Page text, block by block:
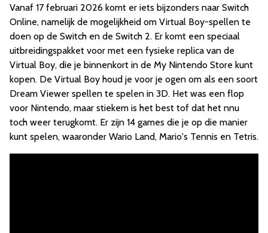
Vanaf 17 februari 2026 komt er iets bijzonders naar Switch
Online, namelijk de mogelijkheid om Virtual Boy-spellen te
doen op de Switch en de Switch 2. Er komt een speciaal
uitbreidingspakket voor met een fysieke replica van de
Virtual Boy, die je binnenkort in de My Nintendo Store kunt
kopen. De Virtual Boy houd je voor je ogen om als een soort
Dream Viewer spellen te spelen in 3D. Het was een flop
voor Nintendo, maar stiekem is het best tof dat het nnu
toch weer terugkomt. Er zijn 14 games die je op die manier
kunt spelen, waaronder Wario Land, Mario's Tennis en Tetris.